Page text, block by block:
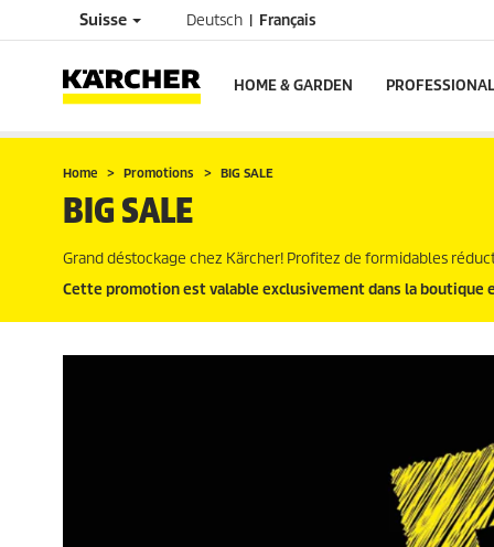
Suisse Deutsch Français
HOME & GARDEN PROFESSIONAL
Home Promotions BIG SALE
BIG SALE
Grand déstockage chez Kärcher! Profitez de formidables
Cette promotion est valable exclusivement dans la boutique